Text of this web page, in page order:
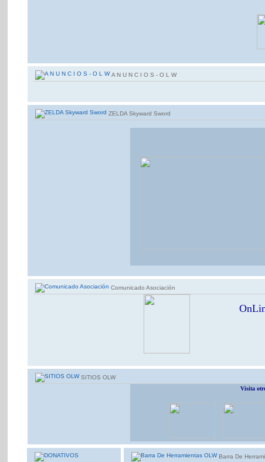
A N U N C I O S - O L W
ZELDA Skyward Sword
Comunicado Asociación
SITIOS OLW
Visita
Barra De